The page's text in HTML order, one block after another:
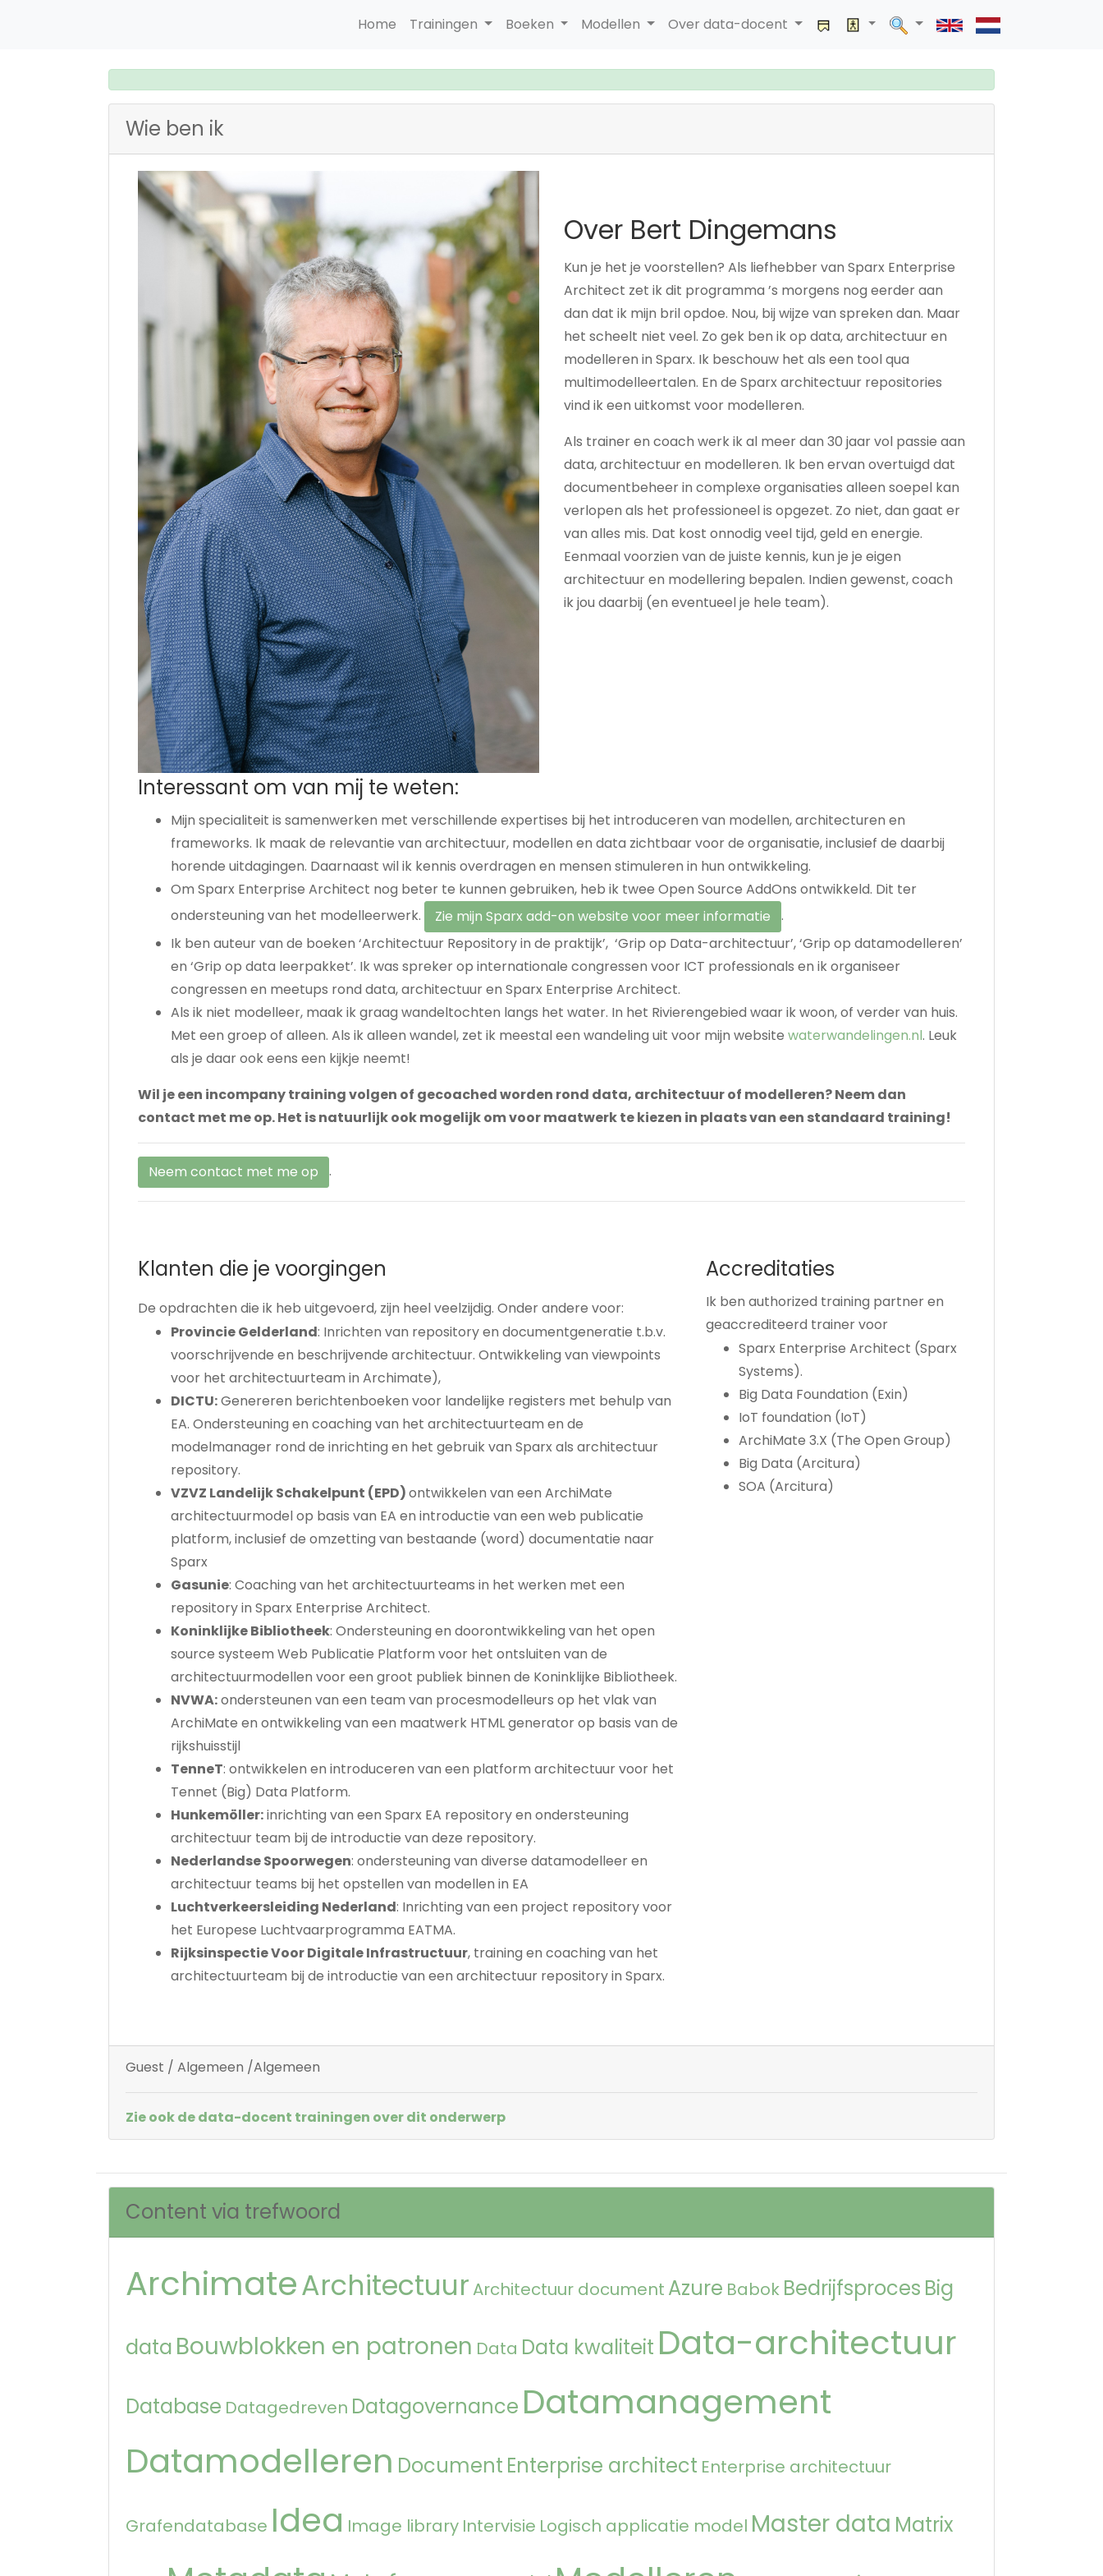
Home Trainingen Boeken Modellen Over data-docent
Wie ben ik
Over Bert Dingemans
Kun je het je voorstellen? Als liefhebber van Sparx Enterprise
Architect zet ik dit programma ’s morgens nog eerder aan
dan dat ik mijn bril opdoe. Nou, bij wijze van spreken dan. Maar
het scheelt niet veel. Zo gek ben ik op data, architectuur en
modelleren in Sparx. Ik beschouw het als een tool qua
multimodelleertalen. En de Sparx architectuur repositories
vind ik een uitkomst voor modelleren.
Als trainer en coach werk ik al meer dan 30 jaar vol passie aan
data, architectuur en modelleren. Ik ben ervan overtuigd dat
documentbeheer in complexe organisaties alleen soepel kan
verlopen als het professioneel is opgezet. Zo niet, dan gaat er
van alles mis. Dat kost onnodig veel tijd, geld en energie.
Eenmaal voorzien van de juiste kennis, kun je je eigen
architectuur en modellering bepalen. Indien gewenst, coach
ik jou daarbij (en eventueel je hele team).
Interessant om van mij te weten:
Mijn specialiteit is samenwerken met verschillende expertises bij het introduceren van modellen, architecturen en
frameworks. Ik maak de relevantie van architectuur, modellen en data zichtbaar voor de organisatie, inclusief de daarbij
horende uitdagingen. Daarnaast wil ik kennis overdragen en mensen stimuleren in hun ontwikkeling.
Om Sparx Enterprise Architect nog beter te kunnen gebruiken, heb ik twee Open Source AddOns ontwikkeld. Dit ter
ondersteuning van het modelleerwerk.
Zie mijn Sparx add-on website voor meer informatie
.
Ik ben auteur van de boeken ‘Architectuur Repository in de praktijk’, ‘Grip op Data-architectuur’, ‘Grip op datamodelleren’
en ‘Grip op data leerpakket’. Ik was spreker op internationale congressen voor ICT professionals en ik organiseer
congressen en meetups rond data, architectuur en Sparx Enterprise Architect.
Als ik niet modelleer, maak ik graag wandeltochten langs het water. In het Rivierengebied waar ik woon, of verder van huis.
Met een groep of alleen. Als ik alleen wandel, zet ik meestal een wandeling uit voor mijn website waterwandelingen.nl. Leuk
als je daar ook eens een kijkje neemt!
Wil je een incompany training volgen of gecoached worden rond data, architectuur of modelleren? Neem dan
contact met me op. Het is natuurlijk ook mogelijk om voor maatwerk te kiezen in plaats van een standaard training!
Neem contact met me op .
Klanten die je voorgingen
De opdrachten die ik heb uitgevoerd, zijn heel veelzijdig. Onder andere voor:
Provincie Gelderland: Inrichten van repository en documentgeneratie t.b.v.
voorschrijvende en beschrijvende architectuur. Ontwikkeling van viewpoints
voor het architectuurteam in Archimate),
DICTU:Genereren berichtenboeken voor landelijke registers met behulp van
EA. Ondersteuning en coaching van het architectuurteam en de
modelmanager rond de inrichting en het gebruik van Sparx als architectuur
repository.
VZVZ Landelijk Schakelpunt (EPD)ontwikkelen van een ArchiMate
architectuurmodel op basis van EA en introductie van een web publicatie
platform, inclusief de omzetting van bestaande (word) documentatie naar
Sparx
Gasunie: Coaching van het architectuurteams in het werken met een
repository in Sparx Enterprise Architect.
Koninklijke Bibliotheek: Ondersteuning en doorontwikkeling van het open
source systeem Web Publicatie Platform voor het ontsluiten van de
architectuurmodellen voor een groot publiek binnen de Koninklijke Bibliotheek.
NVWA:ondersteunen van een team van procesmodelleurs op het vlak van
ArchiMate en ontwikkeling van een maatwerk HTML generator op basis van de
rijkshuisstijl
TenneT: ontwikkelen en introduceren van een platform architectuur voor het
Tennet (Big) Data Platform.
Hunkemöller:inrichting van een Sparx EA repository en ondersteuning
architectuur team bij de introductie van deze repository.
Nederlandse Spoorwegen: ondersteuning van diverse datamodelleer en
architectuur teams bij het opstellen van modellen in EA
Luchtverkeersleiding Nederland: Inrichting van een project repository voor
het Europese Luchtvaarprogramma EATMA.
Rijksinspectie Voor Digitale Infrastructuur, training en coaching van het
architectuurteam bij de introductie van een architectuur repository in Sparx.
Accreditaties
Ik ben authorized training partner en
geaccrediteerd trainer voor
Sparx Enterprise Architect (Sparx
Systems).
Big Data Foundation (Exin)
IoT foundation (IoT)
ArchiMate 3.X (The Open Group)
Big Data (Arcitura)
SOA (Arcitura)
Guest / Algemeen /Algemeen
Zie ook de data-docent trainingen over dit onderwerp
Content via trefwoord
ArchimateArchitectuur Architectuur document Azure Babok Bedrijfsproces Big
data Bouwblokken en patronen Data Data kwaliteit Data-architectuur
Database Datagedreven Datagovernance Datamanagement
Datamodelleren Document Enterprise architect Enterprise architectuur
Grafendatabase Idea Image library Intervisie Logisch applicatie model Master data Matrix